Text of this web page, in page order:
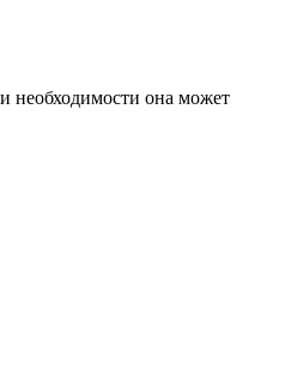
необходимости она может